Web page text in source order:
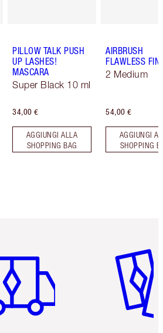
PILLOW TALK PUSH
UP LASHES!
MASCARA
Super Black 10 ml
34,00 €
AGGIUNGI ALLA
SHOPPING BAG
AIRBRUSH
FLAWLESS
2 Medium
54,00 €
AGGIUNGI
SHOPPING